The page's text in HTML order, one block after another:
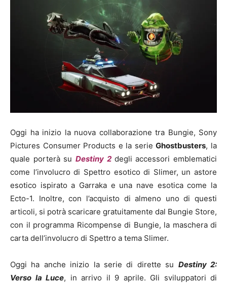
Oggi ha inizio la nuova collaborazione tra Bungie, Sony
Pictures Consumer Products e la serieGhostbusters, la
quale porterà suDestiny 2 degli accessori emblematici
come l’involucro di Spettro esotico di Slimer, un astore
esotico ispirato a Garraka e una nave esotica come la
Ecto-1. Inoltre, con l’acquisto di almeno uno di questi
articoli, si potrà scaricare gratuitamente dal Bungie Store,
con il programma Ricompense di Bungie, la maschera di
carta dell’involucro di Spettro a tema Slimer.
Oggi ha anche inizio la serie di dirette su Destiny 2:
Verso la Luce, in arrivo il 9 aprile. Gli sviluppatori di